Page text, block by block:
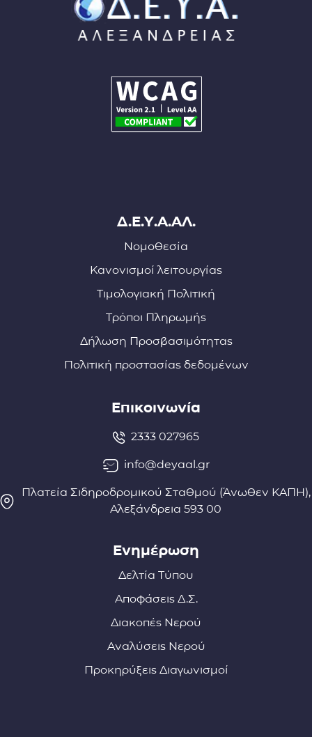
Δ.Ε.Υ.Α.ΑΛ.
Νομοθεσία
Κανονισμοί λειτουργίας
Τιμολογιακή Πολιτική
Τρόποι Πληρωμής
Δήλωση Προσβασιμότητας
Πολιτική προστασίας δεδομένων
Επικοινωνία
2333 027965
info@deyaal.gr
Πλατεία Σιδηροδρομικού Σταθμού (Άνωθεν ΚΑΠΗ),
Αλεξάνδρεια 593 00
Ενημέρωση
Δελτία Τύπου
Αποφάσεις Δ.Σ.
Διακοπές Νερού
Αναλύσεις Νερού
Προκηρύξεις Διαγωνισμοί